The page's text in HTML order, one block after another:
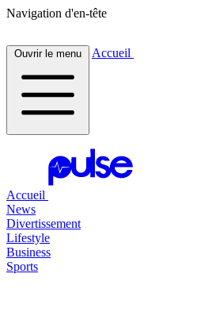
Navigation d'en-tête
Ouvrir le menu Accueil
Accueil
News
Divertissement
Lifestyle
Business
Sports